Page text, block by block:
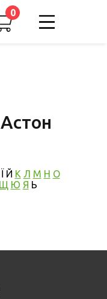
0
Ї Й К Л М Н О
Щ Ю Я Ь